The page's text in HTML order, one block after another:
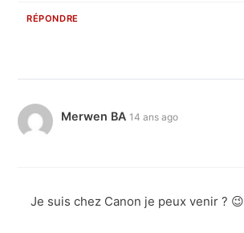
RÉPONDRE
Merwen BA 14 ans ago
Je suis chez Canon je peux venir ? 😉